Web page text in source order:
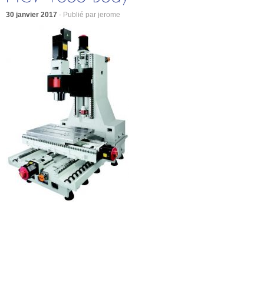
30 janvier 2017 - Publié par jerome